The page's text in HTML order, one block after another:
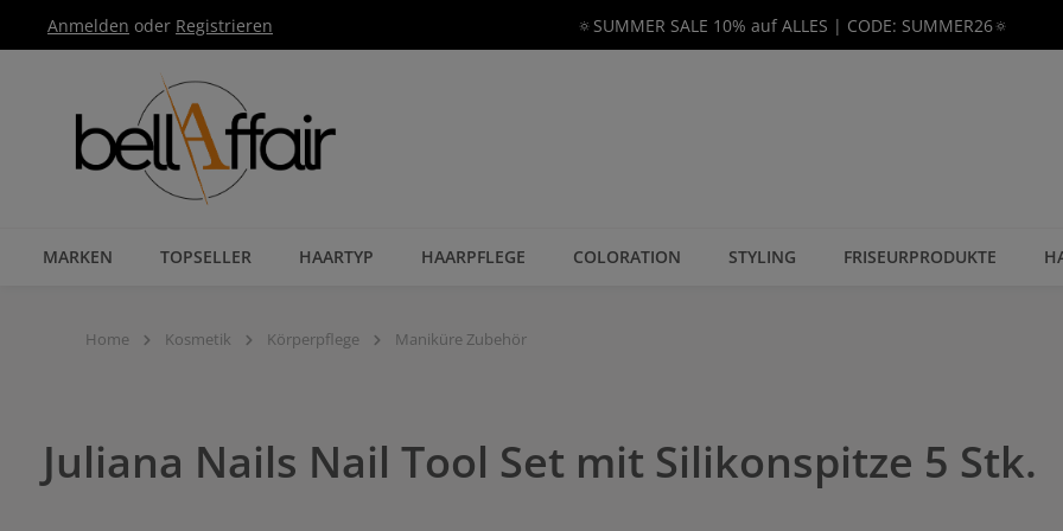
Hauptnavigation springen
Anmelden oder Registrieren 🔅SUMMER SALE 10% auf ALLES | CODE: SUMMER26🔅
MARKEN TOPSELLER HAARTYP HAARPFLEGE COLORATION STYLING FRISEURPRODUKTE
Home Kosmetik Körperpflege Maniküre Zubehör
Juliana Nails Nail Tool Set mit Silikonspitze 5 Stk.